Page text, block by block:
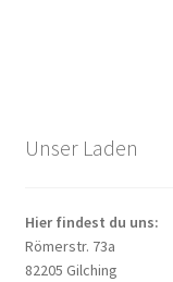
Unser Laden
Hier findest du uns:
Römerstr. 73a
82205 Gilching